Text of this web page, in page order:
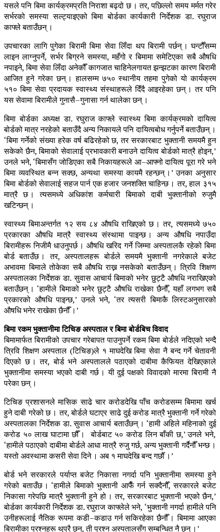
यसले पनि बिमा कार्यक्रमप्रति निराशा बढ्दो छ । तर, पछिल्लो समय मर्मत गरेर
सर्भरको समस्या सल्ट्याइएको बिमा बोर्डका कार्यकारी निर्देशक डा. रघुराज
काफ्ले बताउँछन् ।
उपचारका लागि पुगेका बिरामी बिमा सेवा लिँदा थप बिरामी पर्छन् । घन्टौँसम्म
लाइन लाग्नुपर्ने, सर्भर बिग्रने समस्या, महँगो र बिमामा समेटिएका सबै औषधि
नपाइने, बिमा सेवा लिँदा अनेकौँ कागजात चाहिनेलगायत झन्झटका कारण बिरामी
आजित हुने गरेका छन् । हालसम्म ७५० स्थानीय तहमा पुगेको यो कार्यक्रम
५१० बिमा सेवा प्रदायक स्वास्थ्य संस्थाहरूले दिँदै आइरहेका छन् । तर पनि
यस सेवामा बिरामीले गुनासै–गुनासा गर्न थालेका छन् ।
बिमा बोर्डका अध्यक्ष डा. रघुराज काफ्ले स्वास्थ्य बिमा कार्यक्रमको दायित्व
बोर्डको मात्र नरहेको बताउँदै अन्य निकायले पनि दायित्वबोध गर्नुपर्ने बताउँछन् ।
‘बिमा गर्नेको संख्या हरेक वर्ष बढिरहेको छ, तर सरकारबाट भुक्तानी समयमै हुन
सकेको छैन, बिमाको सेवालाई प्रभावकारी बनाउने दायित्व बोर्डको मात्रै होइन,’
उनले भने, ‘बिमासँग जोडिएका सबै निकायहरूले आ–आफ्नो दायित्व पूरा गरे भने
बिमा व्यवस्थित बन्न सक्छ, अन्यथा समस्या कायमै रहन्छन् ।’ उनका अनुसार
बिमा बोर्डको सेवालाई सहज पार्न एक हजार जनशक्ति चाहिन्छ । तर, हाल ३१५
मात्रै छ । त्यसमध्ये अधिकांश कर्मचारी बिमाको दाबी भुक्तानीको रुजुमै
खटिन्छन् ।
स्वास्थ्य बिमाअन्तर्गत १२ सय ८४ औषधि राखिएको छ । तर, त्यसमध्ये ७५०
प्रकारका औषधि मात्रै स्वास्थ्य संस्थामा पाइन्छ । अन्य औषधि नपाउँदा
बिरामीहरू निजीमै धाउनुपर्छ । औषधि खरिद गर्ने जिम्मा अस्पतालकै रहेको बिमा
बोर्ड बताउँछ । तर, अस्पतालहरू बोर्डले समयमै भुक्तानी नगरेकाले बजेट
अभावमा बिमाले तोकेका सबै औषधि राख्न नसकेको बताउँछन् । त्रिवि शिक्षण
अस्पतालका निर्देशक डा. सुवास आचार्य बिमाको भनेर छुट्टै औषधि नराखिएको
बताउँछन् । ‘हामीले बिमाको भनेर छुट्टै औषधि राखेका छैनौँ, यहाँ लगभग सबै
प्रकारको औषधि पाइन्छ,’ उनले भने, ‘तर त्यसरी बिमाकै लिस्टअनुसारको
औषधि भनेर राखेका छैनौँ ।’
बिमा रकम भुक्तानीमा टिचिङ अस्पताल र बिमा बोर्डबिच विवाद
बिमामार्फत बिरामीको उपचार गरेबापत पाउनुपर्ने रकम बिमा बोर्डले नदिएको भन्दै
त्रिवि शिक्षण अस्पताल (टिचिङ)ले १ माघदेखि बिमा सेवा नै बन्द गर्ने चेतावनी
दिएको छ । तर, बोर्ड भने अस्पतालले पठाएको दाबीमा कैफियत देखिएकाले
भुक्तानीमा समस्या भएको दाबी गर्छ । यी दुई पक्षको विवादको मारमा बिरामी नै
परेका छन् ।
टिचिङ प्रशासनले मासिक साढे चार करोडदेखि पाँच करोडसम्म बिमामा खर्च
हुने दाबी गरेको छ । तर, बोर्डले घटाएर साढे दुई करोड मात्रै भुक्तानी गर्ने गरेको
अस्पतालका निर्देशक डा. सुवास आचार्य बताउँछन् । ‘हामी अहिले महिनाको दुई
करोड ५० लाख घाटामा छौँ । बोर्डबाट ५० करोड लिन बाँकी छ,’ उनले भने,
‘हामीले पठाएको दाबीमा बोर्डले आधा मात्रै रुजु गर्छ, अन्य भुक्तानी गर्दैनौँ भन्छ ।
यस्तो अवस्थामा कसरी सेवा दिने । अब १ माघदेखि बन्द गर्छौँ ।’
बोर्ड भने सरकारले पर्याप्त बजेट निकासा नगर्दा पनि भुक्तानीमा समस्या हुने
गरेको बताउँछ । ‘हामीले बिमाको भुक्तानी आफैँ गर्न सक्दैनौँ, सरकारले बजेट
निकासा गरेपछि मात्रै भुक्तानी हुने हो । तर, सरकारबाट भुक्तानी भएको छैन,’
बोर्डका कार्यकारी निर्देशक डा. रघुराज काफ्लेले भने, ‘भुक्तानी नगर्दा हामीले पनि
उनीहरूलाई नैतिक रूपमा कडी–कडाउ गर्न सकिरहेका छैनौँ । बिमामा आएका
बिरामीका प्रश्नहरू थुप्रै छन्, ती प्रश्न अस्पतालसँग सम्बन्धित नै छन् ।’